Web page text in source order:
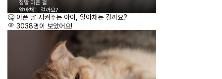
🤒 아픈 날 지켜주는 아이, 알아채는 걸까요?
3038명이 보았어요!